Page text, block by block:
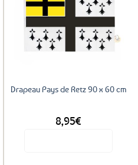
Ajouter
aux
favoris
Drapeau Pays de Retz 90 x 60 cm
8,95€